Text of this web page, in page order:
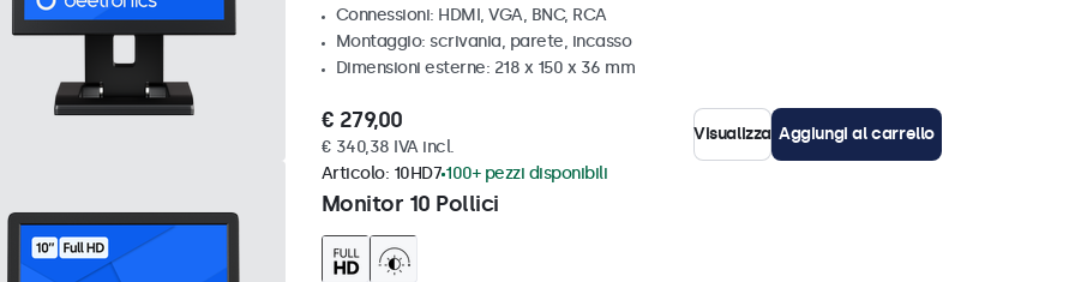
Connessioni: HDMI, VGA, BNC, RCA
Montaggio: scrivania, parete, incasso
Dimensioni esterne: 218 x 150 x 36 mm
€ 279,00
€ 340,38 IVA incl.
Visualizza Aggiungi al carrello
Monitor 10 Pollici
Articolo: 10HD7 100+ pezzi disponibili